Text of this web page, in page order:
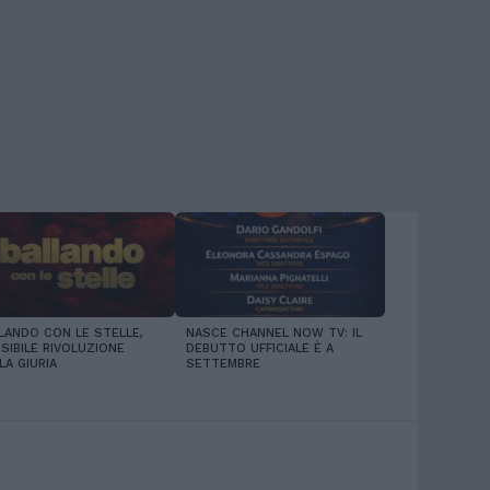
CON LE STELLE,
RIVOLUZIONE
GIURIA
NASCE CHANNEL NOW TV: IL
DEBUTTO UFFICIALE È A
SETTEMBRE